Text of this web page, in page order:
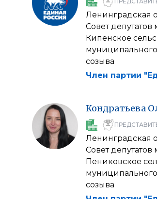
Ленинградская
Совет
Кипенское
созыва
Член партии
Кондратьева
Ленинградская
Совет
Пениковское
созыва